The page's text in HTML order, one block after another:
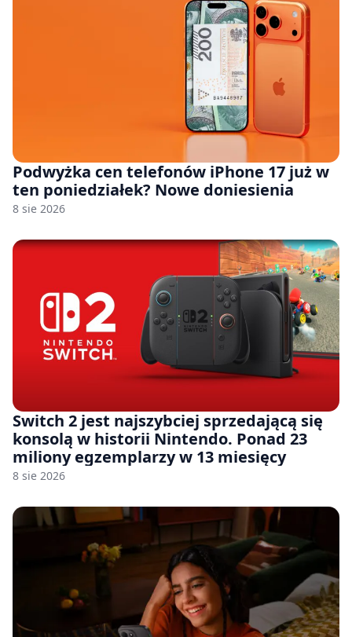
Podwyżka cen telefonów iPhone 17 już w
ten poniedziałek? Nowe doniesienia
8 sie 2026
Switch 2 jest najszybciej sprzedającą się
konsolą w historii Nintendo. Ponad 23
miliony egzemplarzy w 13 miesięcy
8 sie 2026